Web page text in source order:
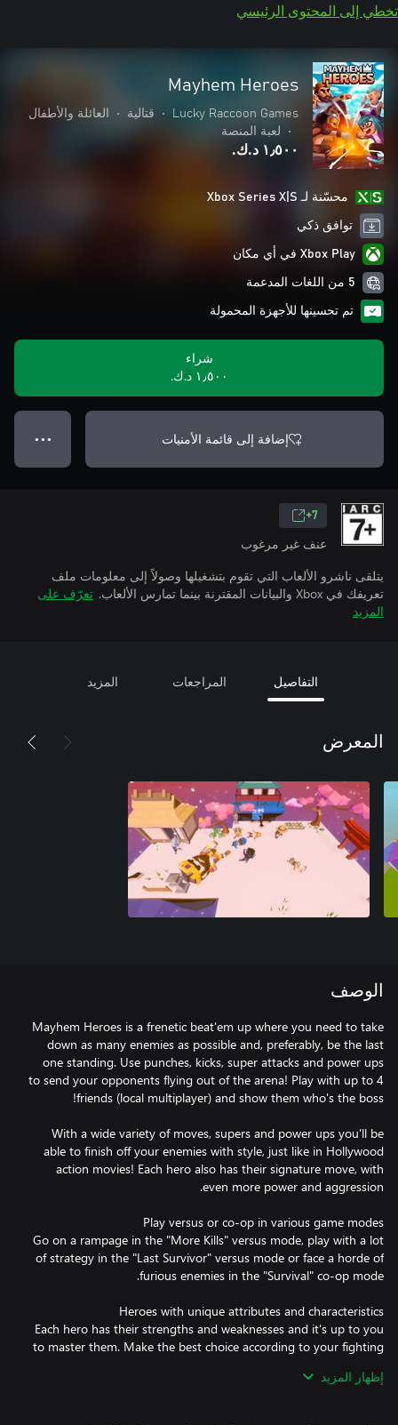
تخطي إلى المحتوى الرئيسي
Mayhem Heroes
Lucky Raccoon Games
• قتالية •
العائلة والأطفال
•
لعبة المنصة
١٫٥٠٠ د.ك.‏
محسّنة لـ Xbox Series X|S
توافق ذكي
Xbox Play في أي مكان
5 من اللغات المدعمة
تم تحسينها للأجهزة المحمولة
شراء
١٫٥٠٠ د.ك.‏
إضافة إلى قائمة الأمنيات ● ● ●
7+
عنف غير مرغوب
يتلقى ناشرو الألعاب التي تقوم بتشغيلها وصولاً إلى معلومات ملف
تعريفك في Xbox والبيانات المقترنة بينما تمارس الألعاب.
تعرّف على
المزيد
التفاصيل المراجعات المزيد
المعرض
الوصف
Mayhem Heroes is a frenetic beat'em up where you need to take
down as many enemies as possible and, preferably, be the last
one standing. Use punches, kicks, super attacks and power ups
to send your opponents flying out of the arena! Play with up to 4
With a wide variety of moves, supers and power ups you'll be
able to finish off your enemies with style, just like in Hollywood
action movies! Each hero also has their signature move, with
Go on a rampage in the "More Kills" versus mode, play with a lot
of strategy in the "Last Survivor" versus mode or face a horde of
Each hero has their strengths and weaknesses and it's up to you
to master them. Make the best choice according to your fighting
إظهار المزيد